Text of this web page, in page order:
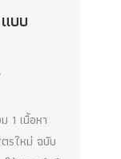
บบ
1 เนื้อหา
รใหม่ ฉบับ